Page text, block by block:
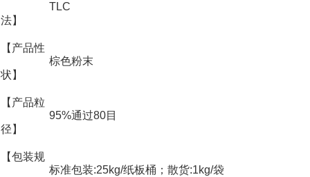
法】
TLC
【产品性
状】
棕色粉末
【产品粒
径】
95%通过80目
【包装规
标准包装:25kg/纸板桶；散货:1kg/袋